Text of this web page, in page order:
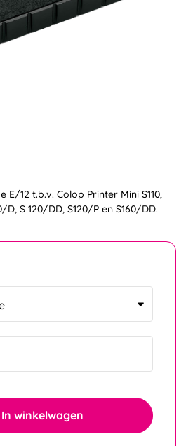
12 t.b.v. Colop Printer Mini S110,
D, S 120/DD, S120/P en S160/DD.
In winkelwagen